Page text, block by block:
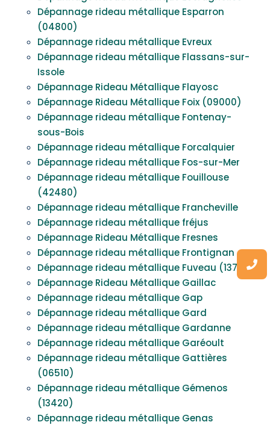
Dépannage rideau métallique Esparron
(04800)
Dépannage rideau métallique Evreux
Dépannage rideau métallique Flassans-sur-
Issole
Dépannage Rideau Métallique Flayosc
Dépannage Rideau Métallique Foix (09000)
Dépannage rideau métallique Fontenay-
sous-Bois
Dépannage rideau métallique Forcalquier
Dépannage rideau métallique Fos-sur-Mer
Dépannage rideau métallique Fouillouse
(42480)
Dépannage rideau métallique Francheville
Dépannage rideau métallique fréjus
Dépannage Rideau Métallique Fresnes
Dépannage rideau métallique Frontignan
Dépannage rideau métallique Fuveau (13710)
Dépannage Rideau Métallique Gaillac
Dépannage rideau métallique Gap
Dépannage rideau métallique Gard
Dépannage rideau métallique Gardanne
Dépannage rideau métallique Garéoult
Dépannage rideau métallique Gattières
(06510)
Dépannage rideau métallique Gémenos
(13420)
Dépannage rideau métallique Genas